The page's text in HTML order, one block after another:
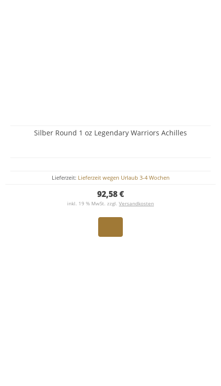
Silber Round 1 oz Legendary Warriors Achilles
Lieferzeit: Lieferzeit wegen Urlaub 3-4 Wochen
92,58 €
inkl. 19 % MwSt. zzgl. Versandkosten